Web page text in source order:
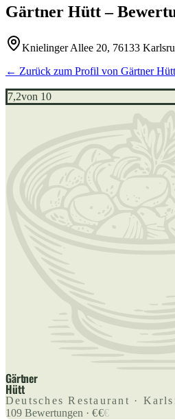
Gärtner Hütt –
Knielinger Allee 20, 76133
← Zurück zum Profil von Gärtner Hütt
7,2von 10
Gärtner
Hütt
Deutsches Restaurant ·
109 Bewertungen · €€€